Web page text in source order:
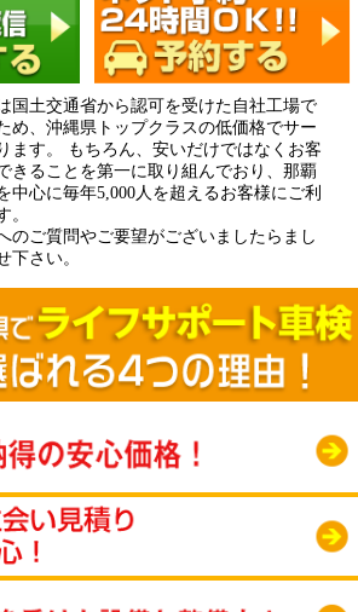
国土交通省から認可を受けた自社工場で
め、沖縄県トップクラスの低価格でサー
ます。 もちろん、安いだけではなくお客
きることを第一に取り組んでおり、那覇
中心に毎年5,000人を超えるお客様にご利
。
のご質問やご要望がございましたらまし
下さい。